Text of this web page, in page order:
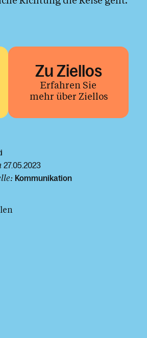
Zu Ziellos
Erfahren Sie
mehr über Ziellos
27.05.2023
Kommunikation